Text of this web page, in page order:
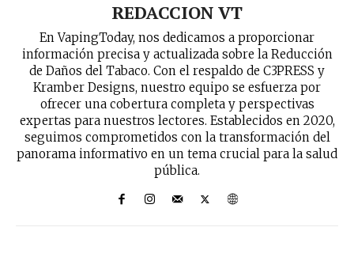
REDACCION VT
En VapingToday, nos dedicamos a proporcionar
información precisa y actualizada sobre la Reducción
de Daños del Tabaco. Con el respaldo de C3PRESS y
Kramber Designs, nuestro equipo se esfuerza por
ofrecer una cobertura completa y perspectivas
expertas para nuestros lectores. Establecidos en 2020,
seguimos comprometidos con la transformación del
panorama informativo en un tema crucial para la salud
pública.